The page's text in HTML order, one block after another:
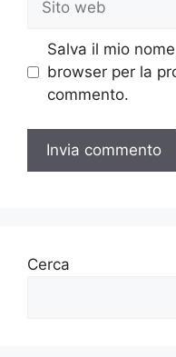
web
Salva il mio
browser per la
commento.
Cerca